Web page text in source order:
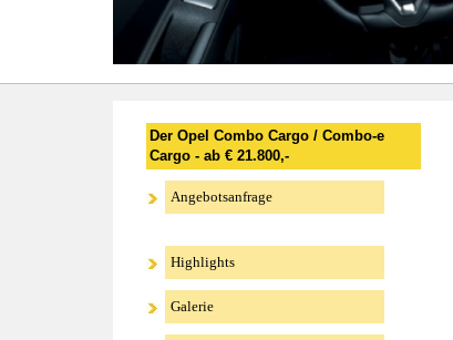
Der Opel Combo Cargo / Combo-e
Cargo - ab € 21.800,-
Angebotsanfrage
Highlights
Galerie